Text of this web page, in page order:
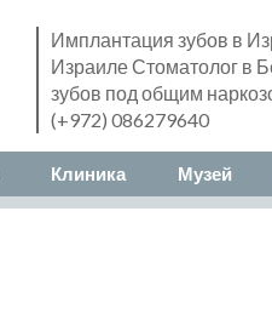
Имплантация зубов в
Израиле Стоматолог в
зубов под общим
(+972) 086279640
Клиника Музей